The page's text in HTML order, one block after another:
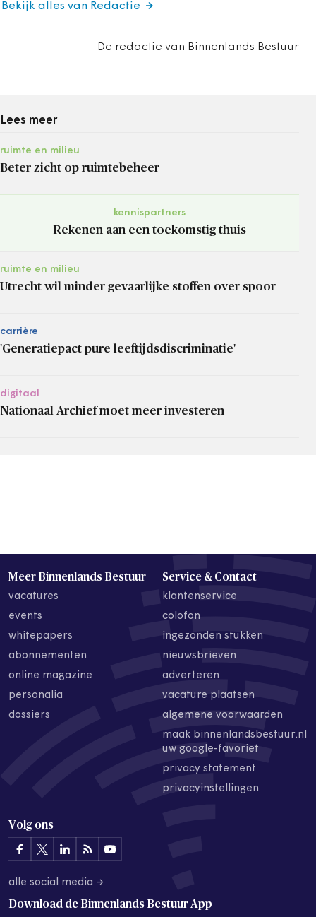
De redactie van Binnenlands Bestuur
Bekijk alles van Redactie
Lees meer
ruimte en milieu
Beter zicht op ruimtebeheer
kennispartners
Rekenen aan een toekomstig thuis
ruimte en milieu
Utrecht wil minder gevaarlijke stoffen over spoor
carrière
'Generatiepact pure leeftijdsdiscriminatie'
digitaal
Nationaal Archief moet meer investeren
Meer Binnenlands Bestuur
vacatures
events
whitepapers
abonnementen
online magazine
personalia
dossiers
Service & Contact
klantenservice
colofon
ingezonden stukken
nieuwsbrieven
adverteren
vacature plaatsen
algemene voorwaarden
maak binnenlandsbestuur.nl
uw google-favoriet
privacy statement
privacyinstellingen
Volg ons
alle social media →
Download de Binnenlands Bestuur App